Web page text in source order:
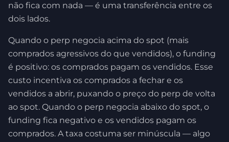
não fica com nada — é uma transferência entre os
dois lados.
Quando o perp negocia acima do spot (mais
comprados agressivos do que vendidos), o funding
é positivo: os comprados pagam os vendidos. Esse
custo incentiva os comprados a fechar e os
vendidos a abrir, puxando o preço do perp de volta
ao spot. Quando o perp negocia abaixo do spot, o
funding fica negativo e os vendidos pagam os
comprados. A taxa costuma ser minúscula — algo